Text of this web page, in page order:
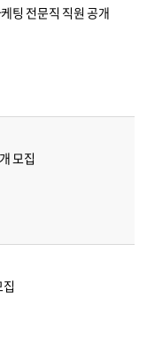
팅 전문직 직원 공개
모집